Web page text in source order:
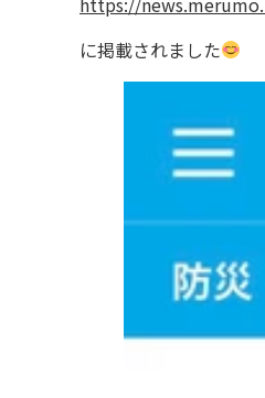
に掲載されました